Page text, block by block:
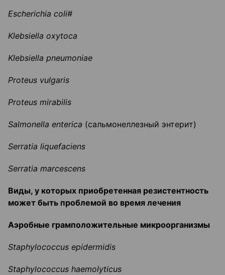
Escherichia coli#
Klebsiella oxytoca
Klebsiella pneumoniae
Proteus vulgaris
Proteus mirabilis
Salmonella enterica (сальмонеллезный энтерит)
Serratia liquefaciens
Serratia marcescens
Виды, у которых приобретенная резистентность
может быть проблемой во время лечения
Аэробные грамположительные микроорганизмы
Staphylococcus epidermidis
Staphylococcus haemolyticus